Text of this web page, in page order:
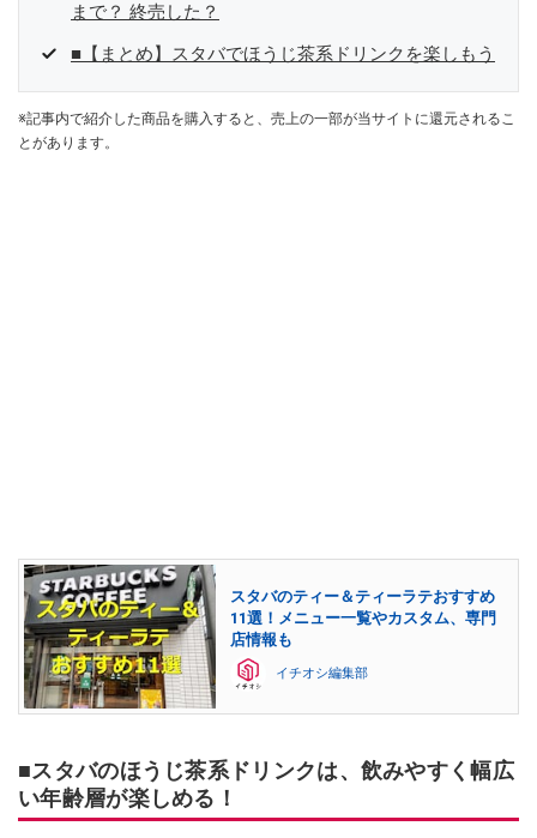
まで？ 終売した？
■【まとめ】スタバでほうじ茶系ドリンクを楽しもう
※記事内で紹介した商品を購入すると、売上の一部が当サイトに還元されるこ
とがあります。
スタバのティー＆ティーラテおすすめ
11選！メニュー一覧やカスタム、専門
店情報も
イチオシ編集部
■スタバのほうじ茶系ドリンクは、飲みやすく幅広
い年齢層が楽しめる！